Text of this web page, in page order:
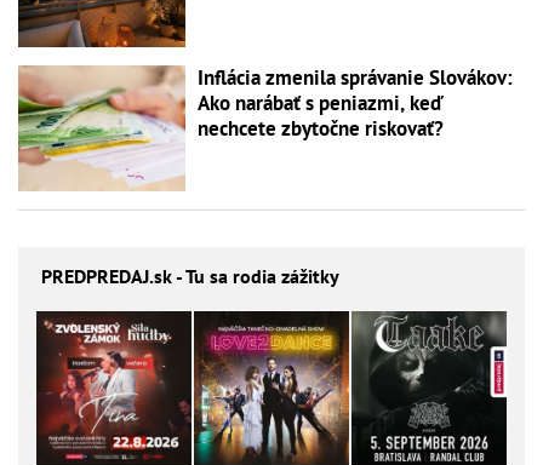
Inflácia zmenila správanie Slovákov:
Ako narábať s peniazmi, keď
nechcete zbytočne riskovať?
PREDPREDAJ.sk - Tu sa rodia zážitky